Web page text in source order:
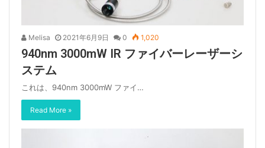
Melisa 2021年6月9日 0 1,020
940nm 3000mW IR ファイバーレーザーシ
ステム
これは、940nm 3000mW ファイ…
Read More »